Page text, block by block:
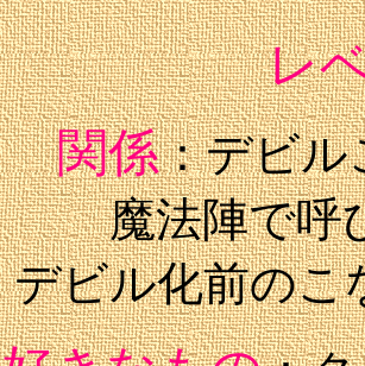
レ
関係：デビル
魔法陣で呼
デビル化前のこ